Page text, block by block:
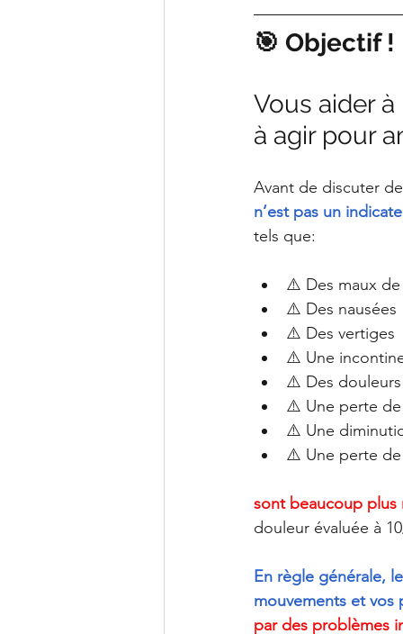
🎯 Objectif !
Vous aider
à agir pour
Avant de discuter
n’est pas un
tels que:
⚠️ Des maux
⚠️ Des nausées
⚠️ Des vertiges
⚠️ Une
⚠️ Des
⚠️ Une perte
⚠️ Une
⚠️ Une perte
sont beaucoup plus
douleur évaluée à
En règle générale,
mouvements et vos
par des problèmes